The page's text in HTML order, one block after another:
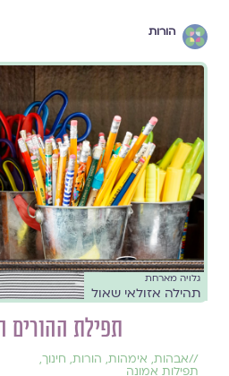
הורות
גלויה מארחת
תהילה אזולאי שאול
תפילת ההורים
//אבהות, אימהות, הורות, חינוך,
תפילות אמונה